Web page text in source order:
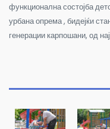
функционална состојба
урбана опрема , бидејќи
генерации карпошани,